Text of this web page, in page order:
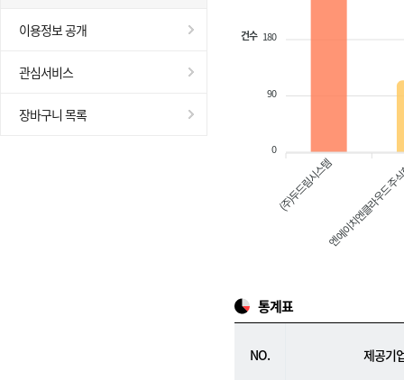
이용정보 공개
관심서비스
장바구니 목록
180
90
0
건수
(주)두드림시스템엔에이치엔클라우
통계표
NO. 제공기